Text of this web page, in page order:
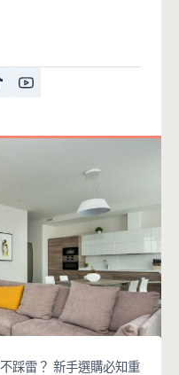
踩雷？ 新手選購必知重